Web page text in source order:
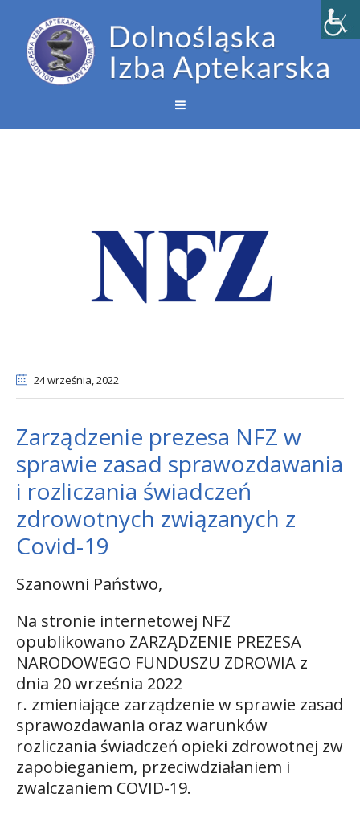
24 września, 2022
Zarządzenie prezesa NFZ w
sprawie zasad sprawozdawania
i rozliczania świadczeń
zdrowotnych związanych z
Covid-19
Szanowni Państwo,
Na stronie internetowej NFZ
opublikowano ZARZĄDZENIE PREZESA
NARODOWEGO FUNDUSZU ZDROWIA z
dnia 20 września 2022
r. zmieniające zarządzenie w sprawie zasad
sprawozdawania oraz warunków
rozliczania świadczeń opieki zdrowotnej
zapobieganiem, przeciwdziałaniem i
zwalczaniem COVID-19.